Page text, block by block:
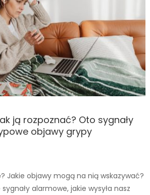
ją rozpoznać? Oto sygnały
objawy grypy
Jakie objawy mogą na nią wskazywać?
alarmowe, jakie wysyła nasz